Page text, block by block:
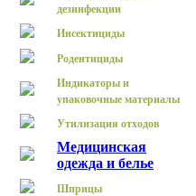
дезинфекции
Инсектициды
Родентициды
Индикаторы и
упаковочные материалы
Утилизация отходов
Медицинская
одежда и белье
Шприцы